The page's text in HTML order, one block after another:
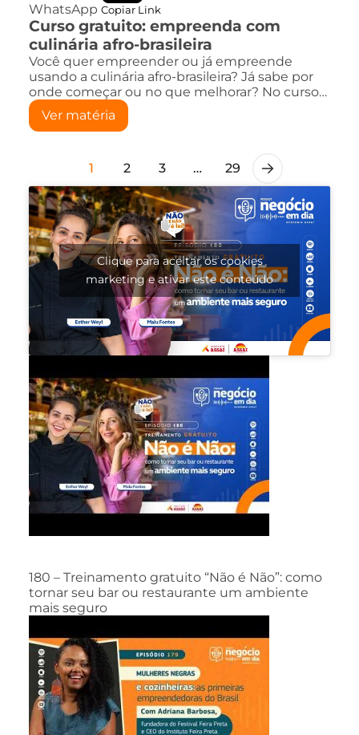
WhatsApp Copiar Link
Curso gratuito: empreenda com
culinária afro-brasileira
Você quer empreender ou já empreende
usando a culinária afro-brasileira? Já sabe por
onde começar ou no que melhorar? No curso…
Ver matéria
1 2 3 … 29
Clique para aceitar os cookies
marketing e ativar este conteúdo
180 – Treinamento gratuito “Não é Não”: como
tornar seu bar ou restaurante um ambiente
mais seguro